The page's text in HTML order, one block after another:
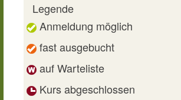
Legende
Anmeldung möglich
fast ausgebucht
auf Warteliste
Kurs abgeschlossen